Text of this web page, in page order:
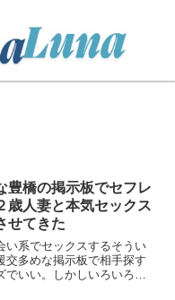
豊橋の掲示板でセフレ
歳人妻と本気セックス
せてきた
い系でセックスするそうい
交多めな掲示板で相手探す
でいい。しかしいろいろ知